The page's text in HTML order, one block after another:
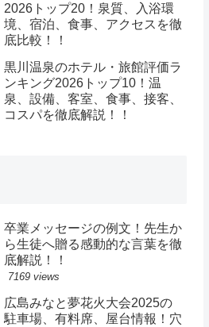
2026トップ20！泉質、入浴環
境、宿泊、食事、アクセスを徹
底比較！！
黒川温泉のホテル・旅館評価ラ
ンキング2026トップ10！温
泉、設備、客室、食事、接客、
コスパを徹底解説！！
卒業メッセージの例文！先生か
ら生徒へ贈る感動的な言葉を徹
底解説！！
7169 views
広島みなと夢花火大会2025の
駐車場、有料席、屋台情報！穴